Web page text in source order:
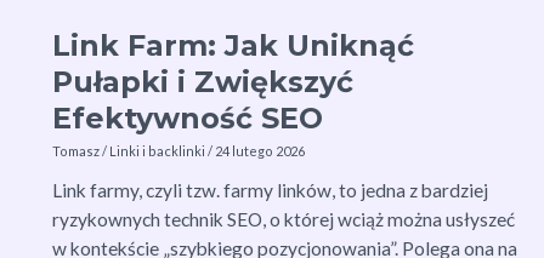
Link Farm: Jak Uniknąć
Pułapki i Zwiększyć
Efektywność SEO
Tomasz/ Linki i backlinki / 24 lutego 2026
Link farmy, czyli tzw. farmy linków, to jedna z bardziej
ryzykownych technik SEO, o której wciąż można usłyszeć
w kontekście „szybkiego pozycjonowania”. Polega ona na